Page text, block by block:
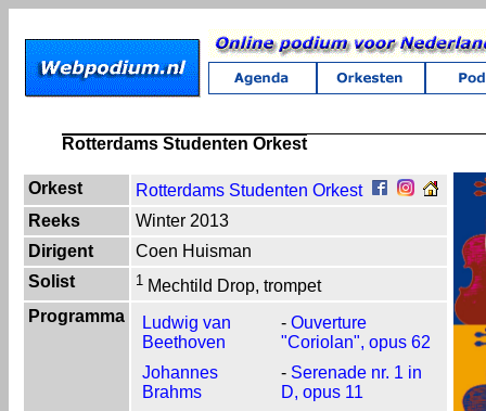
Rotterdams Studenten Orkest
Orkest
Rotterdams Studenten Orkest
Reeks
Winter 2013
Dirigent
Coen Huisman
Solist
1 Mechtild Drop, trompet
Programma
Ludwig van
Beethoven
- Ouverture
"Coriolan", opus 62
Johannes
Brahms
- Serenade nr. 1 in
D, opus 11